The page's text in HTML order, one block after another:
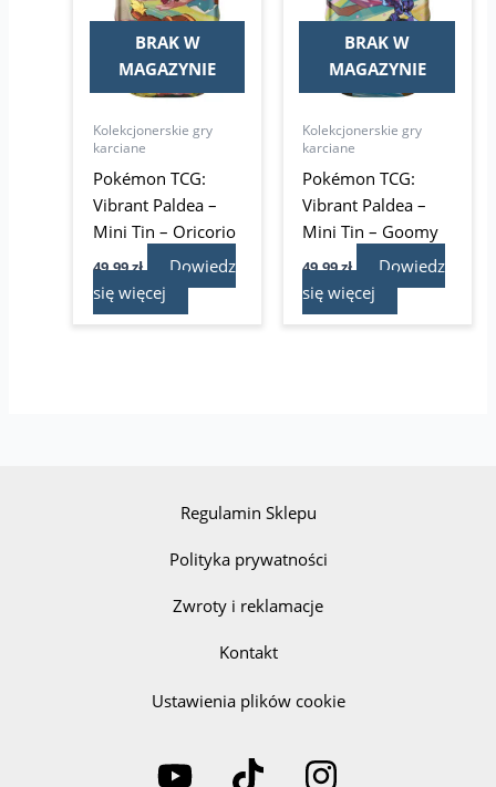
BRAK W
MAGAZYNIE
Kolekcjonerskie gry
karciane
Pokémon TCG:
Vibrant Paldea –
Mini Tin – Oricorio
49,99zł
Dowiedz
się więcej
BRAK W
MAGAZYNIE
Kolekcjonerskie gry
karciane
Pokémon TCG:
Vibrant Paldea –
Mini Tin – Goomy
49,99zł
Dowiedz
się więcej
Regulamin Sklepu
Polityka prywatności
Zwroty i reklamacje
Kontakt
Ustawienia plików cookie